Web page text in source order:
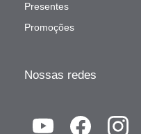
Presentes
Promoções
Nossas redes